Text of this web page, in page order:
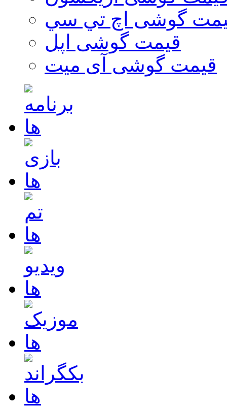
گوشی اچ تي سي
قیمت گوشی اپل
قیمت گوشی آی میت